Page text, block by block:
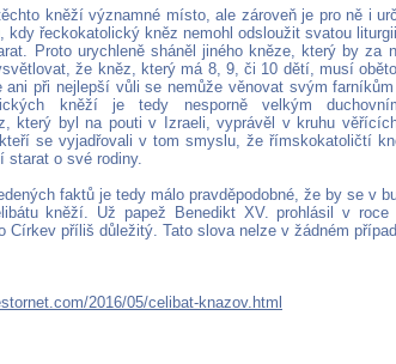
kněží významné místo, ale zároveň je pro ně i
kdy řeckokatolický kněz nemohl odsloužit svatou
Proto urychleně sháněl jiného kněze, který by za
že kněz, který má 8, 9, či 10 dětí, musí
ani při nejlepší vůli se nemůže věnovat svým
kněží je tedy nesporně velkým
který byl na pouti v Izraeli, vyprávěl v kruhu
se vyjadřovali v tom smyslu, že římskokatoličtí
starat o své rodiny.
faktů je tedy málo pravděpodobné, že by se v
kněží. Už papež Benedikt XV. prohlásil v
Církev příliš důležitý. Tato slova nelze v žádném
2016/05/celibat-knazov.html